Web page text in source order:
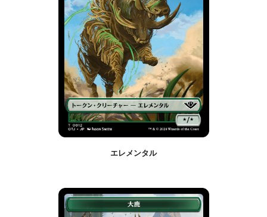
エレメンタル